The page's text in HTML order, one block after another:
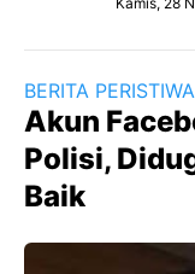
BERITA PERISTIWA
Akun
Polisi,
Baik